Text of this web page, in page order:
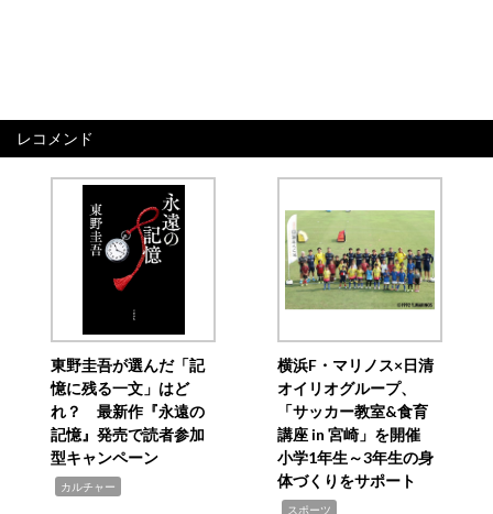
レコメンド
東野圭吾が選んだ「記
憶に残る一文」はど
れ？ 最新作『永遠の
記憶』発売で読者参加
型キャンペーン
カルチャー
横浜F・マリノス×日清
オイリオグループ、
「サッカー教室&食育
講座 in 宮崎」を開催
小学1年生～3年生の身
体づくりをサポート
スポーツ